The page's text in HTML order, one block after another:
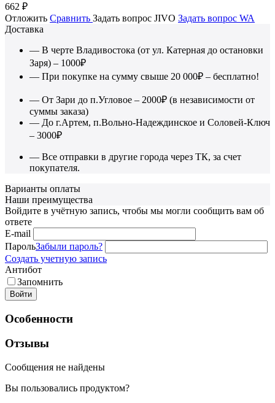
662 ₽
Отложить Сравнить Задать вопрос JIVO Задать вопрос WA
Доставка
— В черте Владивостока (от ул. Катерная до остановки
Заря) – 1000₽
— При покупке на сумму свыше 20 000₽ – бесплатно!
— От Зари до п.Угловое – 2000₽ (в независимости от
суммы заказа)
— До г.Артем, п.Вольно-Надеждинское и Соловей-Ключ
– 3000₽
— Все отправки в другие города через ТК, за счет
покупателя.
Варианты оплаты
Наши преимущества
Войдите в учётную запись, чтобы мы могли сообщить вам об
ответе
E-mail
ПарольЗабыли пароль?
Создать учетную запись
Антибот
Запомнить
Войти
Особенности
Отзывы
Сообщения не найдены
Вы пользовались продуктом?